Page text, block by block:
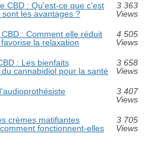
CBD : Qu'est-ce que c'est
les avantages ?
3 363
Views
: Comment elle réduit
la relaxation
4 505
Views
: Les bienfaits
cannabidiol pour la santé
3 658
Views
3 407
Views
crèmes matifiantes
fonctionnent-elles
3 705
Views